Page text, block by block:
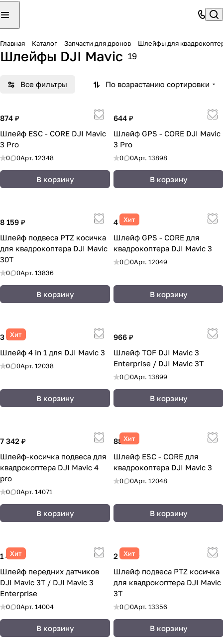
Главная Каталог Запчасти для дронов Шлейфы для
Шлейфы DJI Mavic 19
Все фильтры По возрастанию сортировки
874 ₽
Шлейф ESC - CORE DJI Mavic
3 Pro
0 0Арт. 12348
В корзину
644 ₽
Шлейф GPS - CORE DJI Mavic
3 Pro
0 0Арт. 13898
В корзину
8 159 ₽
Шлейф подвеса PTZ косичка
для квадрокоптера DJI Mavic
30T
0 0Арт. 13836
В корзину
Хит
4 132 ₽
Шлейф GPS - CORE для
квадрокоптера DJI Mavic 3
0 0Арт. 12049
В корзину
Хит
3 105 ₽
Шлейф 4 in 1 для DJI Mavic 3
0 0Арт. 12038
В корзину
966 ₽
Шлейф TOF DJI Mavic 3
Enterprise / DJI Mavic 3T
0 0Арт. 13899
В корзину
7 342 ₽
Шлейф-косичка подвеса для
квадрокоптера DJI Mavic 4
pro
0 0Арт. 14071
В корзину
Хит
887 ₽
Шлейф ESC - CORE для
квадрокоптера DJI Mavic 3
0 0Арт. 12048
В корзину
Хит
1 424 ₽
Шлейф передних датчиков
DJI Mavic 3T / DJI Mavic 3
Enterprise
0 0Арт. 14004
В корзину
Хит
2 323 ₽
Шлейф подвеса PTZ косичка
для квадрокоптера DJI Mavic
3T
0 0Арт. 13356
В корзину